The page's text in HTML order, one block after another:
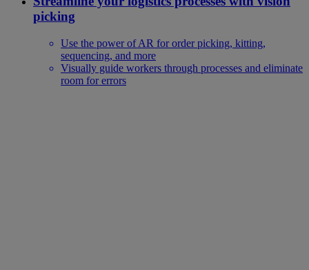
picking
Use the power of AR for order picking, kitting,
sequencing, and more
Visually guide workers through processes and eliminate
room for errors